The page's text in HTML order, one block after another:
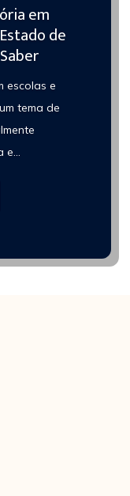
em
de
escolas e
tema de
e...